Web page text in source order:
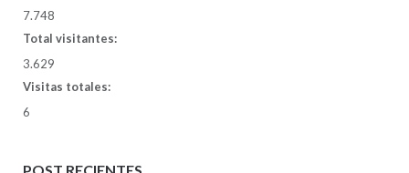
7.748
Total visitantes:
3.629
Visitas totales:
6
POST RECIENTES